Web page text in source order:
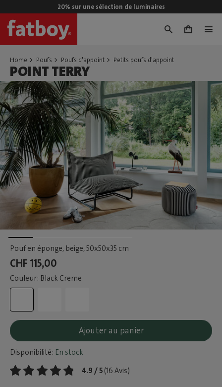
20% sur une sélection de luminaires
0
Home Poufs Poufs d'appoint Petits poufs d'appoint
POINT TERRY
Pouf en éponge, beige, 50x50x35 cm
CHF 115,00
Couleur: Black Creme
Ajouter au panier
Disponibilité: En stock
4.9 / 5 (16 Avis)